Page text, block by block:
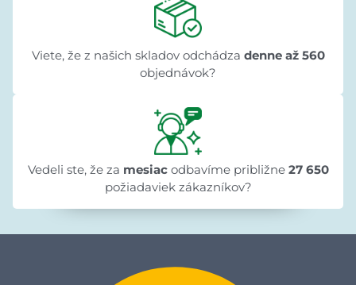
Viete, že z našich skladov odchádza denne až 560
objednávok?
Vedeli ste, že za mesiac odbavíme približne27 650
požiadaviek zákazníkov?